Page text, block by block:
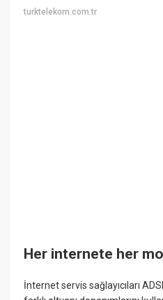
turktelekom.com.tr
Her internete her
İnternet servis sağlayıcıları